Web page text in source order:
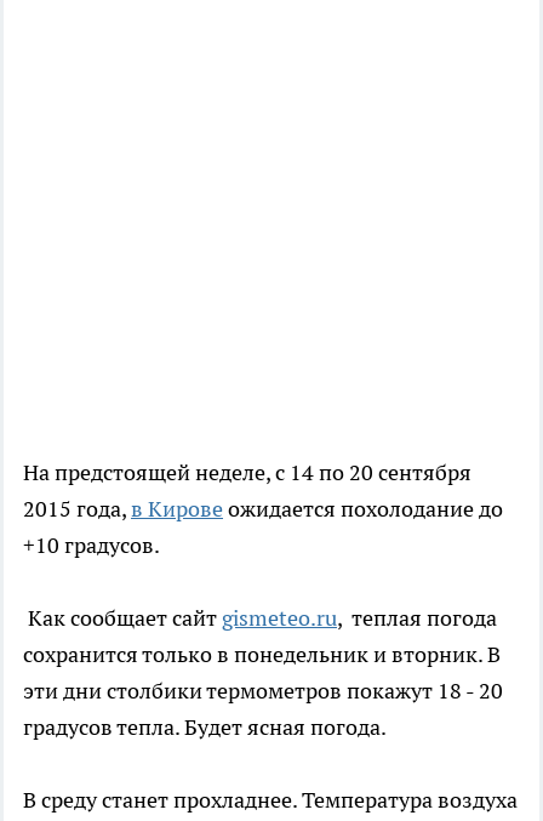
На предстоящей неделе, с 14 по 20 сентября
2015 года,в Кировеожидается похолодание до
+10 градусов.
Как сообщает сайт gismeteo.ru, теплая погода
сохранится только в понедельник и вторник. В
эти дни столбики термометров покажут 18 - 20
градусов тепла. Будет ясная погода.
В среду станет прохладнее. Температура воздуха